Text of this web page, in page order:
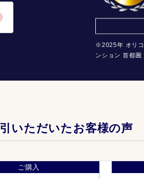
※2025年 オリ
ンション 首都圏
いただいたお客様の声
ご購入